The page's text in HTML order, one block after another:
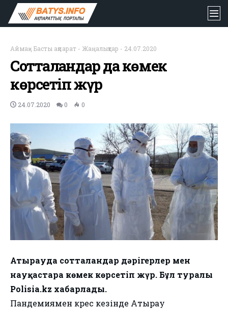
Аймақ- Басты ақпарат - Жаңалықтар - 24.07.2020
Сотталғандар да көмек
көрсетіп жүр
24.07.2020 0 0
Атырауда сотталғандар дәрігерлер мен
науқастарға көмек көрсетіп жүр. Бұл туралы
Polisia.kz хабарлады.
Пандемиямен күрес кезінде Атырау